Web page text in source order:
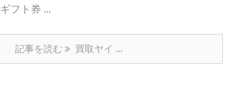
フト券 ...
記事を読む 買取ヤイ ...